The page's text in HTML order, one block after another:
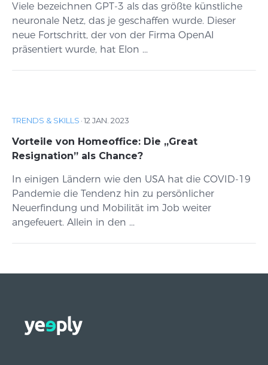
Viele bezeichnen GPT-3 als das größte künstliche
neuronale Netz, das je geschaffen wurde. Dieser
neue Fortschritt, der von der Firma OpenAI
präsentiert wurde, hat Elon ...
TRENDS & SKILLS ·12 JAN. 2023
Vorteile von Homeoffice: Die „Great
Resignation” als Chance?
In einigen Ländern wie den USA hat die COVID-19
Pandemie die Tendenz hin zu persönlicher
Neuerfindung und Mobilität im Job weiter
angefeuert. Allein in den ...